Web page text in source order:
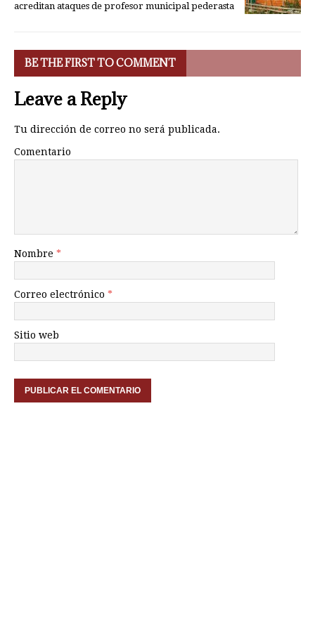
acreditan ataques de profesor municipal pederasta
BE THE FIRST TO COMMENT
Leave a Reply
Tu dirección de correo no será publicada.
Comentario
Nombre *
Correo electrónico *
Sitio web